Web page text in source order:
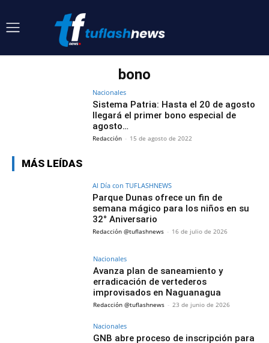
bono
Nacionales
Sistema Patria: Hasta el 20 de agosto
llegará el primer bono especial de
agosto…
Redacción - 15 de agosto de 2022
MÁS LEÍDAS
Al Día con TUFLASHNEWS
Parque Dunas ofrece un fin de
semana mágico para los niños en su
32° Aniversario
Redacción @tuflashnews - 16 de julio de 2026
Nacionales
Avanza plan de saneamiento y
erradicación de vertederos
improvisados en Naguanagua
Redacción @tuflashnews - 23 de junio de 2026
Nacionales
GNB abre proceso de inscripción para